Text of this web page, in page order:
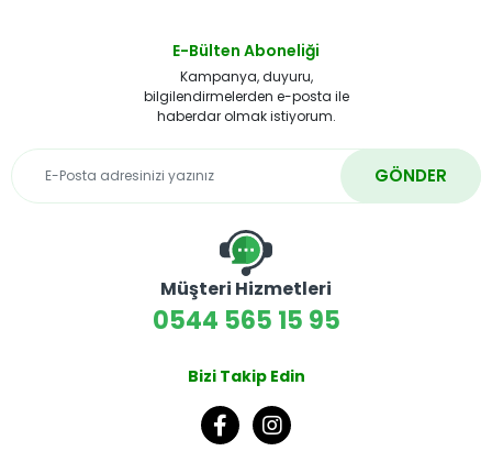
E-Bülten Aboneliği
Kampanya, duyuru,
bilgilendirmelerden e-posta ile
haberdar olmak istiyorum.
GÖNDER
Müşteri Hizmetleri
0544 565 15 95
Bizi Takip Edin